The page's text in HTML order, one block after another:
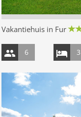
Vakantiehuis in Fur
6 3